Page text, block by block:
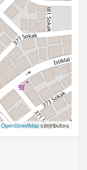
OpenStreetMapcontributors